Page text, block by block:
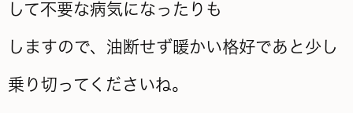
して不要な病気になったりも
しますので、油断せず暖かい格好であと少し
乗り切ってくださいね。